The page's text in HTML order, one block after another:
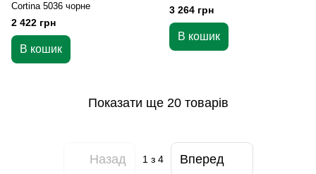
Cortina 5036 чорне
2 422 грн
В кошик
3 264 грн
В кошик
Показати ще 20 товарів
Назад 1 з 4 Вперед